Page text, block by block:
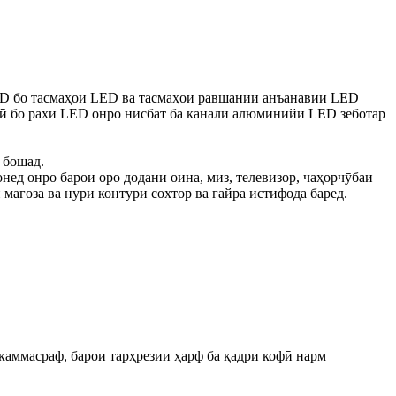
бо тасмаҳои LED ва тасмаҳои равшании анъанавии LED
бо рахи LED онро нисбат ба канали алюминийи LED зеботар
бошад.
онро барои оро додани оина, миз, телевизор, чаҳорчӯбаи
ва нури контури сохтор ва ғайра истифода баред.
барои тарҳрезии ҳарф ба қадри кофӣ нарм